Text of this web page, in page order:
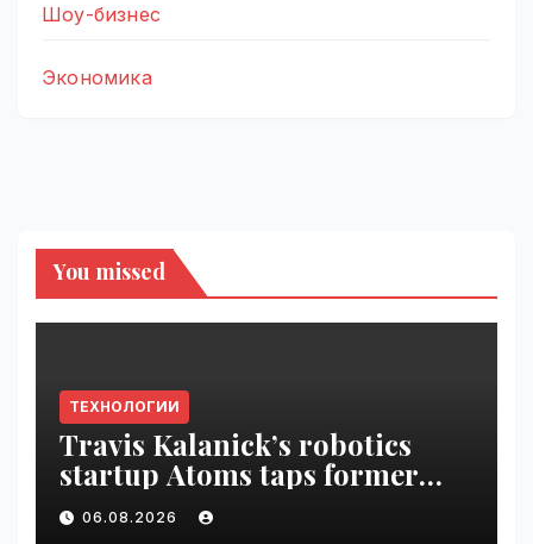
Шоу-бизнес
Экономика
You missed
ТЕХНОЛОГИИ
Travis Kalanick’s robotics
startup Atoms taps former
Uber finance chief as CFO |
VseTime.ru
06.08.2026